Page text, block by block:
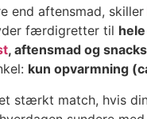
end aftensmad, skiller
færdigretter til
, aftensmad og snacks
kun opvarmning
stærkt match, hvis